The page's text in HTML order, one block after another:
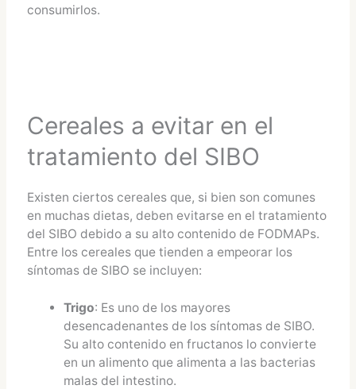
consumirlos.
Cereales a evitar en el
tratamiento del SIBO
Existen ciertos cereales que, si bien son comunes
en muchas dietas, deben evitarse en el tratamiento
del SIBO debido a su alto contenido de FODMAPs.
Entre los cereales que tienden a empeorar los
síntomas de SIBO se incluyen:
Trigo: Es uno de los mayores
desencadenantes de los síntomas de SIBO.
Su alto contenido en fructanos lo convierte
en un alimento que alimenta a las bacterias
malas del intestino.